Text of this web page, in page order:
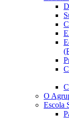
O
Escola